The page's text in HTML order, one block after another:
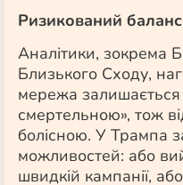
Ризикований
Аналітики, зокрема
Близького Сходу,
мережа
смертельною», тож
болісною. У Трампа
можливостей: або
швидкій кампанії,